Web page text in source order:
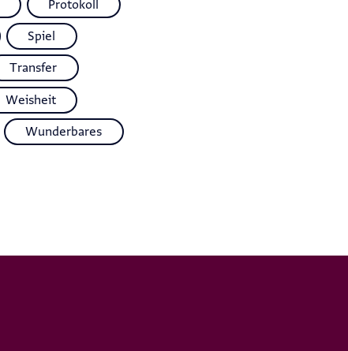
Protokoll
Spiel
Transfer
Weisheit
Wunderbares